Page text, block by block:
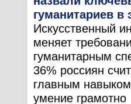
гуманитариев в
Искусственный
меняет
гуманитарным
36% россиян
главным
умение грамотно